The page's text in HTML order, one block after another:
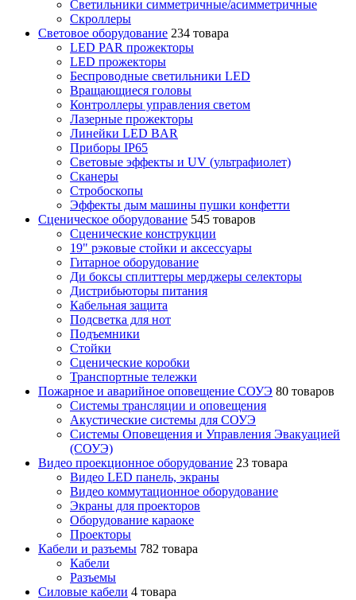
Светильники симметричные/асимметричные
Скроллеры
Световое оборудование 234 товара
LED PAR прожекторы
LED прожекторы
Беспроводные светильники LED
Вращающиеся головы
Контроллеры управления светом
Лазерные прожекторы
Линейки LED BAR
Приборы IP65
Световые эффекты и UV (ультрафиолет)
Сканеры
Стробоскопы
Эффекты дым машины пушки конфетти
Сценическое оборудование 545 товаров
Сценические конструкции
19" рэковые стойки и аксесcуары
Гитарное оборудование
Ди боксы сплиттеры мерджеры селекторы
Дистрибьюторы питания
Кабельная защита
Подсветка для нот
Подъемники
Стойки
Сценические коробки
Транспортные тележки
Пожарное и аварийное оповещение СОУЭ 80 товаров
Cистемы трансляции и оповещения
Акустические системы для СОУЭ
Системы Оповещения и Управления Эвакуацией
(СОУЭ)
Видео проекционное оборудование 23 товара
Видео LED панель, экраны
Видео коммутационное оборудование
Экраны для проекторов
Оборудование караоке
Проекторы
Кабели и разъемы 782 товара
Кабели
Разъемы
Силовые кабели 4 товара